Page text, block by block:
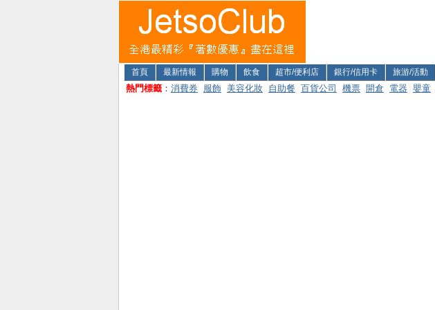
首頁 最新情報 購物 飲食 超市/便利店 銀行/信用卡 旅游/活動
熱門標籤 ： 消費券 服飾 美容化妝 自助餐 百貨公司 機票 開倉 電器 嬰童